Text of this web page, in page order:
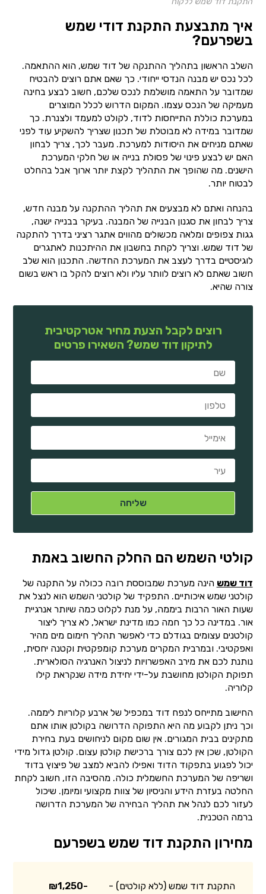
איך מתבצעת התקנת דודי שמש
בשפרעם?
השלב הראשון בתהליך ההתנקה של דוד שמש, הוא ההתאמה.
לכל נכס יש מבנה הנדסי ייחודי. כך שאם אתם רוצים להבטיח
שמדובר על התאמה מושלמת לנכס שלכם, חשוב לבצע בחינה
מעמיקה של הנכס עצמו. המקום הדרוש לכלל המוצרים
במערכת כוללת התייחסות לדוד, לקולט למעמד ולצנרת. כך
שמדובר במידה לא מבוטלת של תכנון שצריך להשקיע עוד לפני
שאתם מניחים את היסודות למערכת. מעבר לכך, צריך לבחון
האם יש לבצע פינוי של פסולת בנייה או של חלקי המערכת
הישנים. מה שהופך את התהליך לקצת יותר ארוך אבל בהחלט
לבטוח יותר.
בהנחה ואתם לא מבצעים את תהליך ההתקנה על מבנה חדש,
צריך לבחון את סגנון הבנייה של המבנה. בעיקר בבנייה ישנה,
גגות צפופים ומלאה מכשולים מהווים אתגר רציני בדרך להתקנה
של דוד שמש. וצריך לקחת בחשבון את ההיתכנות לאתגרים
לוגיסטיים בדרך לעצב את המערכת החדשה. התכנון הוא שלב
חשוב שאתם לא רוצים לוותר עליו ולא רוצים להקל בו ראש בשום
צורה שהיא.
רוצים לקבל הצעת מחיר אטרקטיבית
לתיקון דוד שמש? השאירו פרטים
קולטי השמש הם החלק החשוב באמת
דוד שמש הינה מערכת שמבוססת רובה ככולה על התקנה של
קולטני שמש איכותיים. התפקיד של קולטני השמש הוא לנצל את
שעות האור הרבות ביממה, על מנת לקלוט כמה שיותר אנרגיית
אור. במדינה כל כך חמה כמו מדינת ישראל, לא צריך ליצור
קולטנים עצומים בגודלם כדי לאפשר תהליך חימום מים מהיר
ואפקטיבי. ובמרבית המקרים מערכת קומפקטית וקטנה יחסית,
נותנת לכם את מירב האפשרויות לניצול האנרגיה הסולארית.
תפוקת הקולטן מחושבת על-ידי יחידת מידה שנקראת קילו
קלוריה.
החישוב מתייחס לנפח דוד במכפיל של ארבע קלוריות ליממה.
וכך ניתן לקבוע מה היא התפוקה הדרושה בקולטן אותו אתם
מתקינים בבית המגורים. אין שום מקום לניחושים בעת בחירת
הקולטן, שכן אין לכם צורך ברכישת קולטן עצום. קולטן גדול מידי
יכול לפגוע בתפקוד הדוד ואפילו להביא למצב של פיצוץ בדוד
ושריפה של המערכת החשמלית כולה. מהסיבה הזו, חשוב לקחת
החלטה בעזרת הידע והניסיון של צוות מקצועי ומיומן. שיכול
לעזור לכם לנהל את תהליך הבחירה של המערכת הדרושה
ברמה הטכנית.
מחירון התקנת דוד שמש בשפרעם
התקנת דוד שמש (ללא קולטים) -
₪1,250-